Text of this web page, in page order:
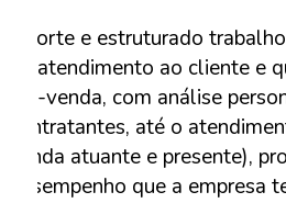
O forte e estruturado
no atendimento ao cliente e
pré-venda, com análise
contratantes, até o
venda atuante e presente),
desempenho que a empresa